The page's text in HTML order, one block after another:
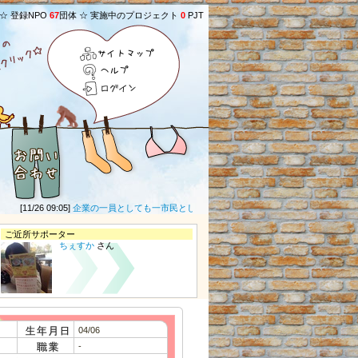
登録NPO 67団体 ☆ 実施中のプロジェクト 0 PJT
サイトマップ
ヘルプ
ログイン
[11/26 09:05]企業の一員としても一市民としても一人ひとりの人権がよりよく実現でき
ご近所サポーター
ちぇすか さん
04/06
-